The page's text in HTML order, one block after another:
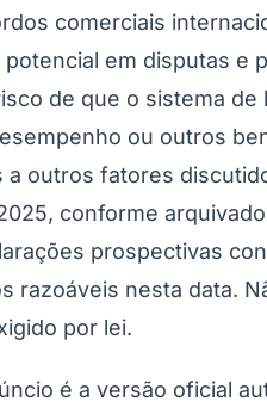
comerciais
em disputas e
de que o sistema
ou outros
outros fatores
conforme
prospectivas
razoáveis ​​nesta data.
por lei.
é a versão oficial